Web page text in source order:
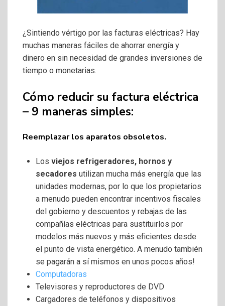
¿Sintiendo vértigo por las facturas eléctricas? Hay
muchas maneras fáciles de ahorrar energía y
dinero en sin necesidad de grandes inversiones de
tiempo o monetarias.
Cómo reducir su factura eléctrica
– 9 maneras simples:
Reemplazar los aparatos obsoletos.
Los viejos refrigeradores, hornos y
secadores utilizan mucha más energía que las
unidades modernas, por lo que los propietarios
a menudo pueden encontrar incentivos fiscales
del gobierno y descuentos y rebajas de las
compañías eléctricas para sustituirlos por
modelos más nuevos y más eficientes desde
el punto de vista energético. A menudo también
se pagarán a sí mismos en unos pocos años!
Computadoras
Televisores y reproductores de DVD
Cargadores de teléfonos y dispositivos